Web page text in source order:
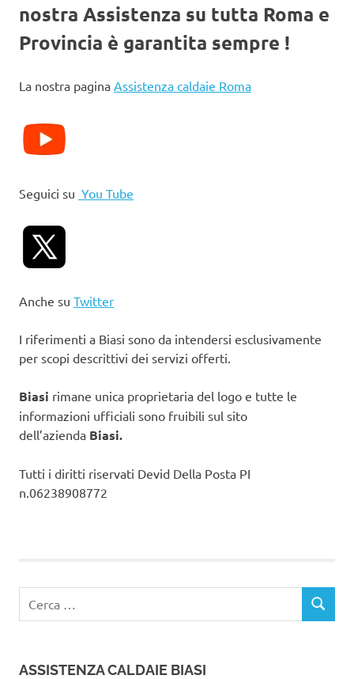
nostra Assistenza su tutta Roma e
Provincia è garantita sempre !
La nostra pagina Assistenza caldaie Roma
Seguici su You Tube
Anche su Twitter
I riferimenti a Biasi sono da intendersi esclusivamente
per scopi descrittivi dei servizi offerti.
Biasi rimane unica proprietaria del logo e tutte le
informazioni ufficiali sono fruibili sul sito
dell’azienda Biasi.
Tutti i diritti riservati Devid Della Posta PI
n.06238908772
per:
CERCA
ASSISTENZA CALDAIE BIASI